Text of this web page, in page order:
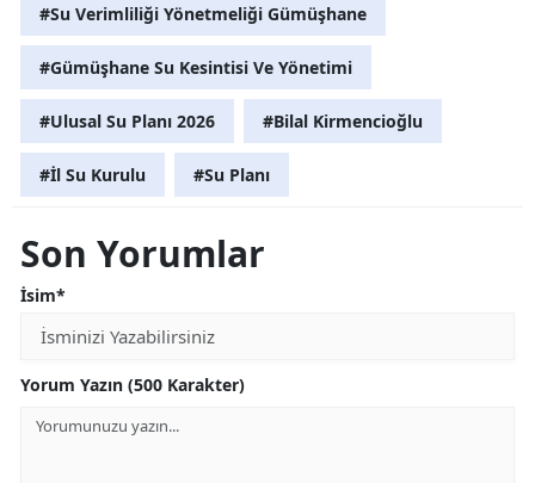
#Su Verimliliği Yönetmeliği Gümüşhane
#Gümüşhane Su Kesintisi Ve Yönetimi
#Ulusal Su Planı 2026 #Bilal Kirmencioğlu
#İl Su Kurulu #Su Planı
Son Yorumlar
İsim*
Yorum Yazın (500 Karakter)